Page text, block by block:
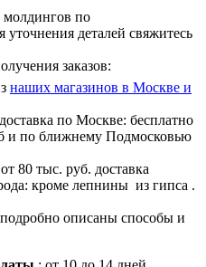
молдингов по
деталей свяжитесь
заказов:
наших магазинов в Москве и
по Москве: бесплатно
и по ближнему Подмосковью
80 тыс. руб. доставка
кроме лепнины из гипса .
описаны способы и